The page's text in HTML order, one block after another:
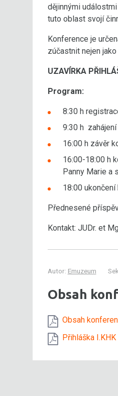
dějinnými
tuto oblast svojí
Konference je
zúčastnit nejen
UZAVÍRKA
Program:
8:30 h
9:30 h
16:00 h závěr
16:00-18:00 h
Panny Marie a
18:00
Přednesené
Kontakt: JUDr. et
Autor: Emuzeum
Obsah
Obsah
Přihláška